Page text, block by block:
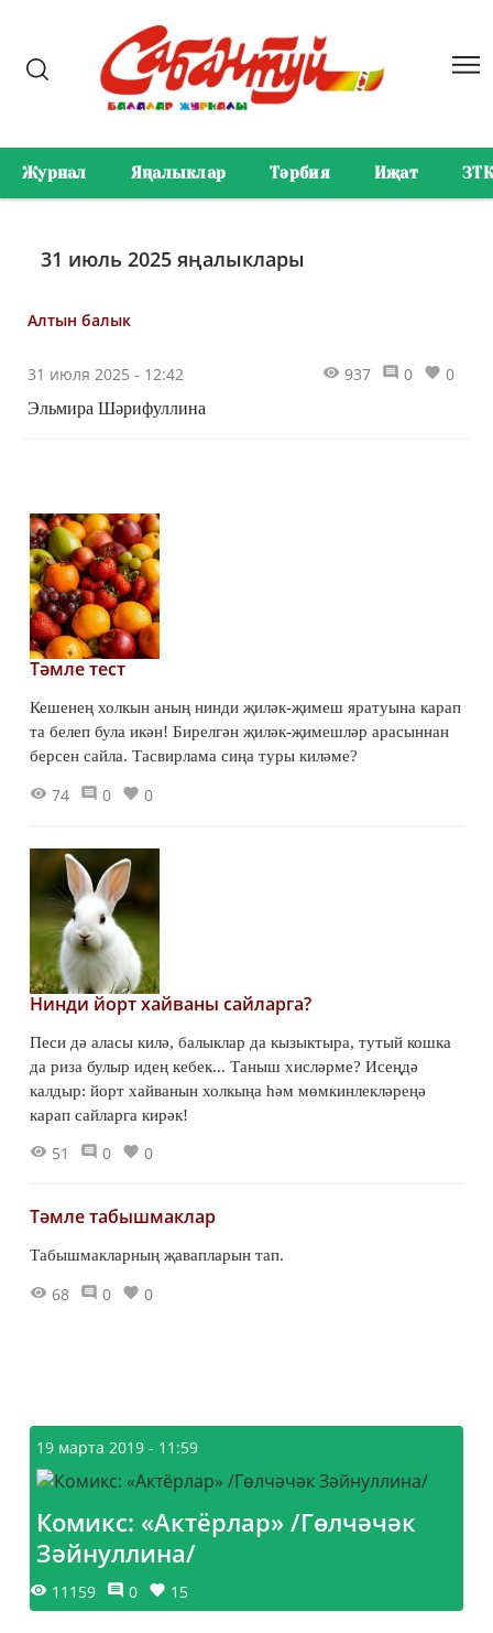
Журнал Яңалыклар Тәрбия Иҗат ЗТК
31 июль 2025 яңалыклары
Алтын балык
31 июля 2025 - 12:42 937 0 0
Эльмира Шәрифуллина
Тәмле тест
Кешенең холкын аның нинди җиләк-җимеш яратуына карап
та белеп була икән! Бирелгән җиләк-җимешләр арасыннан
берсен сайла. Тасвирлама сиңа туры киләме?
74 0 0
Нинди йорт хайваны сайларга?
Песи дә аласы килә, балыклар да кызыктыра, тутый кошка
да риза булыр идең кебек... Таныш хисләрме? Исеңдә
калдыр: йорт хайванын холкыңа һәм мөмкинлекләреңә
карап сайларга кирәк!
51 0 0
Тәмле табышмаклар
Табышмакларның җавапларын тап.
68 0 0
19 марта 2019 - 11:59
Комикс: «Актёрлар» /Гөлчәчәк
Зәйнуллина/
11159 0 15